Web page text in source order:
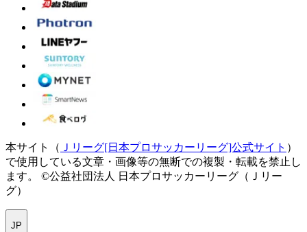
本サイト（ Ｊリーグ[日本プロサッカーリーグ]公式サイト ）
で使用している文章・画像等の無断での複製・転載を禁止し
ます。
©公益社団法人 日本プロサッカーリーグ（Ｊリー
グ）
JP